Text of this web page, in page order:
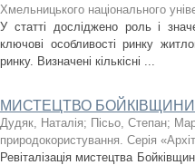
Хмельницького національного
У статті досліджено роль і
ключові особливості ринку
ринку. Визначені кількісні ...
МИСТЕЦТВО БОЙКІВЩИНИ:
Дудяк, Наталія; Пісьо, Степан;
природокористування. Серія
Ревіталізація мистецтва